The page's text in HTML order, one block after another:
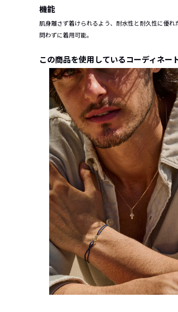
機能
肌身離さず着けられるよう、耐水性と耐久性に優
問わずに着用可能。
この商品を使用しているコーディネー